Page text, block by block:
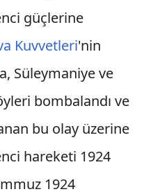
güçlerine
Kuvvetleri'nin
Süleymaniye ve
bombalandı ve
bu olay üzerine
hareketi 1924
1924